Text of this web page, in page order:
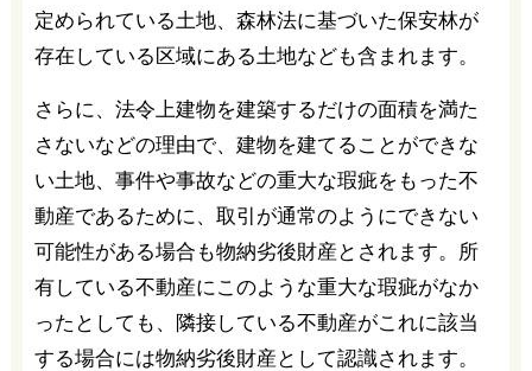
定められている土地、森林法に基づいた保安林が
存在している区域にある土地なども含まれます。
さらに、法令上建物を建築するだけの面積を満た
さないなどの理由で、建物を建てることができな
い土地、事件や事故などの重大な瑕疵をもった不
動産であるために、取引が通常のようにできない
可能性がある場合も物納劣後財産とされます。所
有している不動産にこのような重大な瑕疵がなか
ったとしても、隣接している不動産がこれに該当
する場合には物納劣後財産として認識されます。